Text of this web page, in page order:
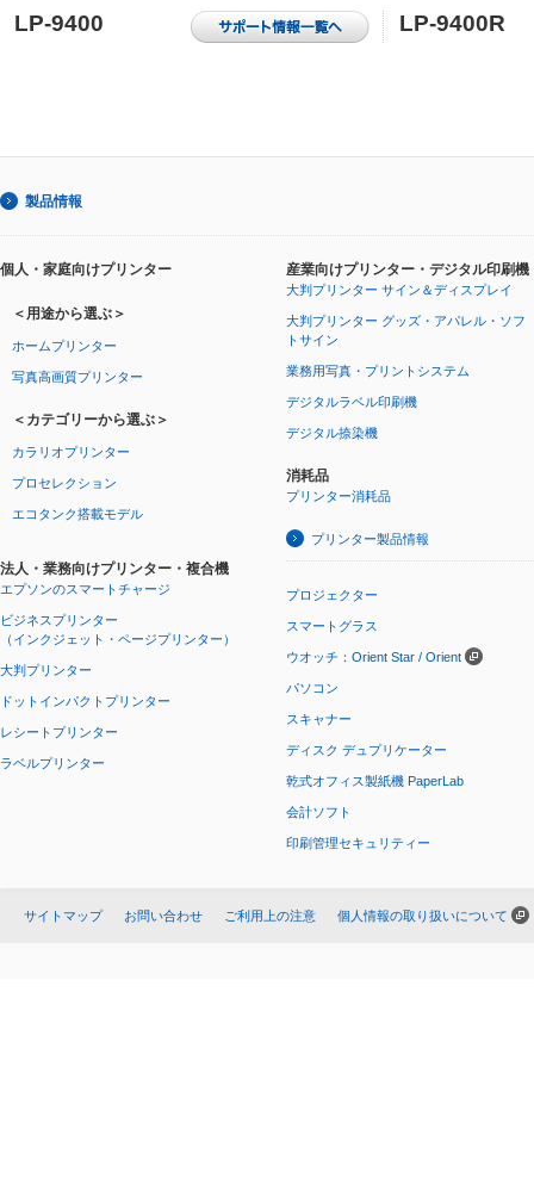
LP-9400 LP-9400R
製品情報
個人・家庭向けプリンター
＜用途から選ぶ＞
ホームプリンター
写真高画質プリンター
＜カテゴリーから選ぶ＞
カラリオプリンター
プロセレクション
エコタンク搭載モデル
法人・業務向けプリンター・複合機
エプソンのスマートチャージ
ビジネスプリンター
（インクジェット・ページプリンター）
大判プリンター
ドットインパクトプリンター
レシートプリンター
ラベルプリンター
産業向けプリンター・デジタル印刷機
大判プリンター サイン＆ディスプレイ
大判プリンター グッズ・アパレル・ソフ
トサイン
業務用写真・プリントシステム
デジタルラベル印刷機
デジタル捺染機
消耗品
プリンター消耗品
プリンター製品情報
プロジェクター
スマートグラス
ウオッチ：Orient Star / Orient
パソコン
スキャナー
ディスク デュプリケーター
乾式オフィス製紙機 PaperLab
会計ソフト
印刷管理セキュリティー
サイトマップ お問い合わせ ご利用上の注意 個人情報の取り扱いについて